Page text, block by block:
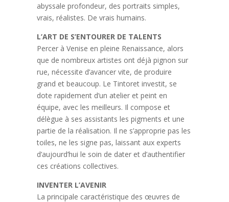
abyssale profondeur, des portraits simples,
vrais, réalistes. De vrais humains.
L’ART DE S’ENTOURER DE TALENTS
Percer à Venise en pleine Renaissance, alors
que de nombreux artistes ont déjà pignon sur
rue, nécessite d’avancer vite, de produire
grand et beaucoup. Le Tintoret investit, se
dote rapidement d’un atelier et peint en
équipe, avec les meilleurs. Il compose et
délègue à ses assistants les pigments et une
partie de la réalisation. Il ne s’approprie pas les
toiles, ne les signe pas, laissant aux experts
d’aujourd’hui le soin de dater et d’authentifier
ces créations collectives.
INVENTER L’AVENIR
La principale caractéristique des œuvres de